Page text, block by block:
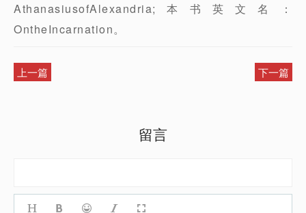
AthanasiusofAlexandria;本书英文名：
OntheIncarnation。
上一篇 下一篇
留言